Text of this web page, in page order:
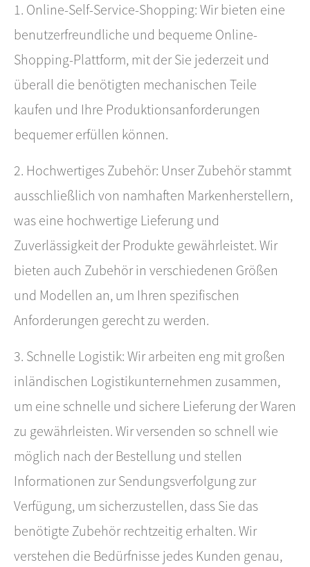
1. Online-Self-Service-Shopping: Wir bieten eine
benutzerfreundliche und bequeme Online-
Shopping-Plattform, mit der Sie jederzeit und
überall die benötigten mechanischen Teile
kaufen und Ihre Produktionsanforderungen
bequemer erfüllen können.
2. Hochwertiges Zubehör: Unser Zubehör stammt
ausschließlich von namhaften Markenherstellern,
was eine hochwertige Lieferung und
Zuverlässigkeit der Produkte gewährleistet. Wir
bieten auch Zubehör in verschiedenen Größen
und Modellen an, um Ihren spezifischen
Anforderungen gerecht zu werden.
3. Schnelle Logistik: Wir arbeiten eng mit großen
inländischen Logistikunternehmen zusammen,
um eine schnelle und sichere Lieferung der Waren
zu gewährleisten. Wir versenden so schnell wie
möglich nach der Bestellung und stellen
Informationen zur Sendungsverfolgung zur
Verfügung, um sicherzustellen, dass Sie das
benötigte Zubehör rechtzeitig erhalten. Wir
verstehen die Bedürfnisse jedes Kunden genau,